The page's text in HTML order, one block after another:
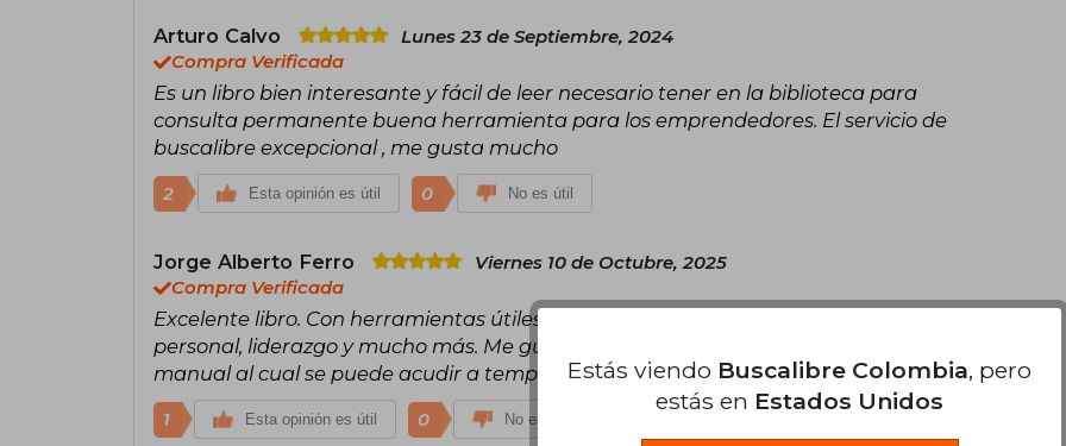
Arturo Calvo
Lunes 23 de Septiembre, 2024
Compra Verificada
Es un libro bien interesante y fácil de leer necesario tener en la biblioteca para
consulta permanente buena herramienta para los emprendedores. El servicio de
buscalibre excepcional , me gusta mucho
2 Esta opinión es útil 0 No es útil
Jorge Alberto Ferro
Viernes 10 de Octubre, 2025
Compra Verificada
Excelente libro. Con herramientas útiles para los negocios, la empresa, la economía
personal, liderazgo y mucho más. Me gusta la intención del autor de ofrecerlo como un
manual al cual se puede acudir a temporalmente.
1 Esta opinión es útil 0 No es útil
Estás viendo Buscalibre Colombia, pero
estás en Estados Unidos